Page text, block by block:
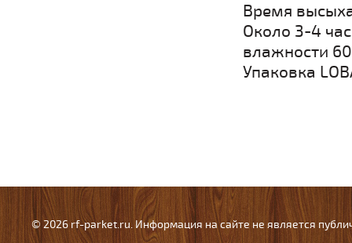
Время
Около 3-4
влажности
Упаковка
© 2026 rf-parket.ru. Информация на сайте не является